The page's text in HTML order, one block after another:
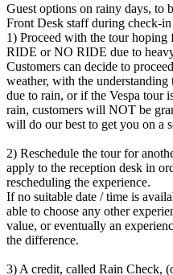
Guest options on rainy days, to
Front Desk staff during check-in
1) Proceed with the tour
RIDE or NO RIDE due to
Customers can decide to
weather, with the
due to rain, or if the Vespa tour
rain, customers will NOT be
will do our best to get you on a
2) Reschedule the tour for
apply to the reception desk in
rescheduling the experience.
If no suitable date / time is
able to choose any other
value, or eventually an
the difference.
3) A credit, called Rain Check,